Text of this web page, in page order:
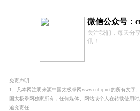
微信公众号：
关注我们，每天分
讯！
免责声明
1、凡本网注明来源中国太极拳网www.cntjq.net的所有文字
国太极拳网独家所有，任何媒体、网站或个人在转载使用
追究责任